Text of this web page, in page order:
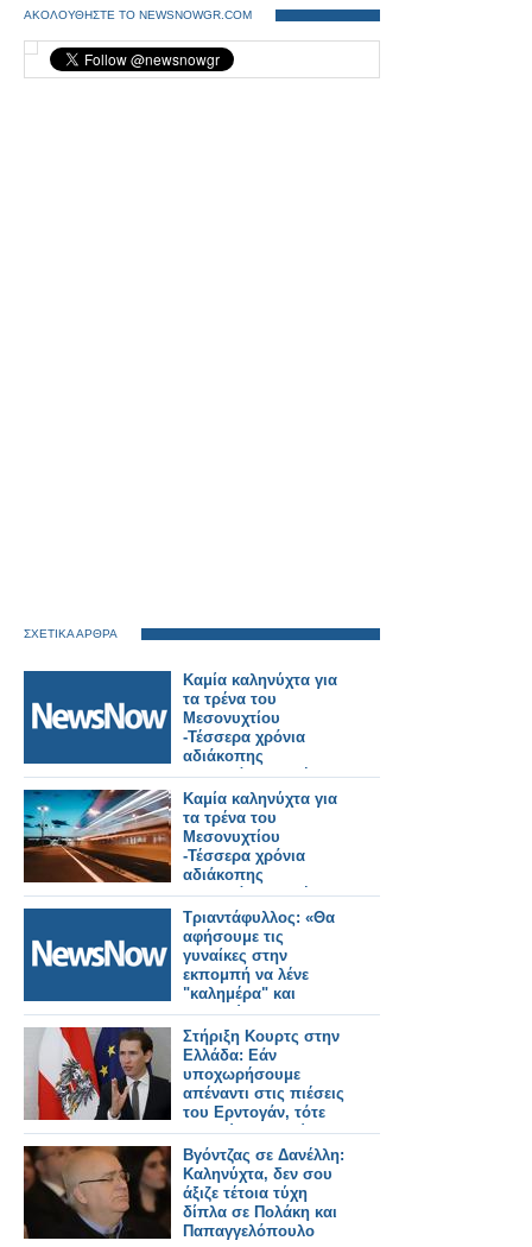
ΑΚΟΛΟΥΘΗΣΤΕ ΤΟ NEWSNOWGR.COM
ΣΧΕΤΙΚΑ ΑΡΘΡΑ
Καμία καληνύχτα για
τα τρένα του
Μεσονυχτίου
-Τέσσερα χρόνια
αδιάκοπης
προσπάθειας πήγαν
στράφι!!!
Καμία καληνύχτα για
τα τρένα του
Μεσονυχτίου
-Τέσσερα χρόνια
αδιάκοπης
προσπάθειας πήγαν
στράφι!!!
Τριαντάφυλλος: «Θα
αφήσουμε τις
γυναίκες στην
εκπομπή να λένε
"καλημέρα" και
"καληνύχτα"»
Στήριξη Κουρτς στην
Ελλάδα: Εάν
υποχωρήσουμε
απέναντι στις πιέσεις
του Ερντογάν, τότε
καληνύχτα Ευρώπη
Βγόντζας σε Δανέλλη:
Καληνύχτα, δεν σου
άξιζε τέτοια τύχη
δίπλα σε Πολάκη και
Παπαγγελόπουλο